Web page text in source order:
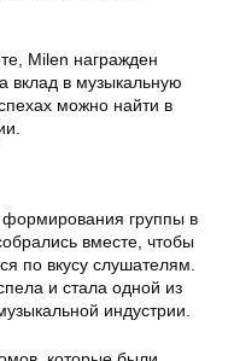
Milen награжден
вклад в музыкальную
можно найти в
группы в
вместе, чтобы
по вкусу слушателям.
и стала одной из
индустрии.